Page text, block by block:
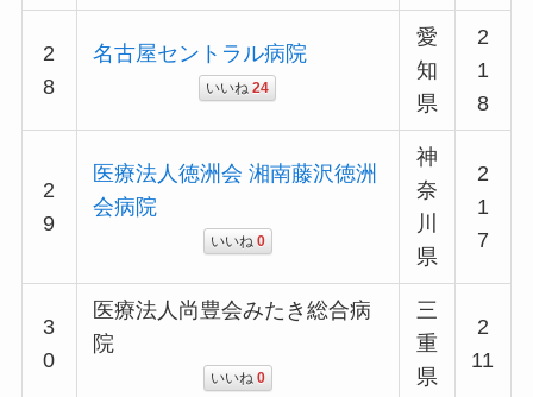
2
8
名古屋セントラル病院
いいね24
愛
知
県
2
1
8
2
9
医療法人徳洲会 湘南藤沢徳洲
会病院
いいね 0
神
奈
川
県
2
1
7
3
0
医療法人尚豊会みたき総合病
院
いいね 0
三
重
県
2
11